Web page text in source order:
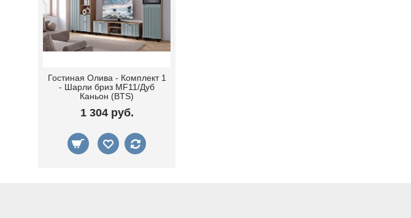
Гостиная Олива - Комплект 1
- Шарли бриз MF11/Дуб
Каньон (BTS)
1 304 руб.